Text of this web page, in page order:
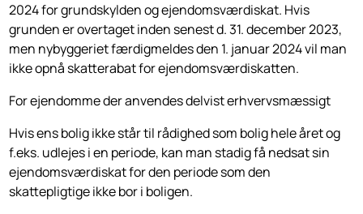
2024 for grundskylden og ejendomsværdiskat. Hvis
grunden er overtaget inden senest d. 31. december 2023,
men nybyggeriet færdigmeldes den 1. januar 2024 vil man
ikke opnå skatterabat for ejendomsværdiskatten.
For ejendomme der anvendes delvist erhvervsmæssigt
Hvis ens bolig ikke står til rådighed som bolig hele året og
f.eks. udlejes i en periode, kan man stadig få nedsat sin
ejendomsværdiskat for den periode som den
skattepligtige ikke bor i boligen.